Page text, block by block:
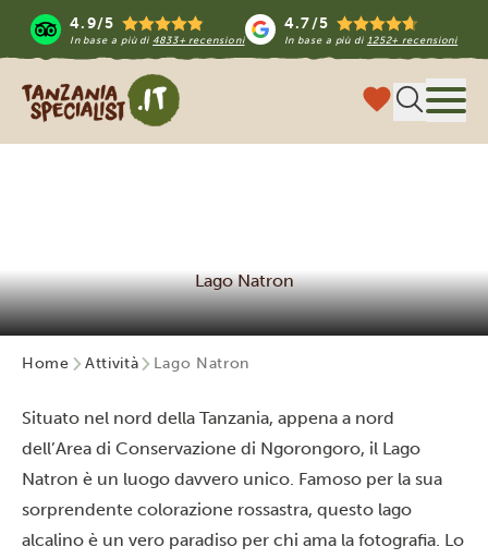
4.9/5
In base a più di 4833+ recensioni
4.7/5
In base a più di 1252+ recensioni
Tanzania Specialist
Lago Natron
Home Attività Lago Natron
Situato nel nord della Tanzania, appena a nord
dell’Area di Conservazione di Ngorongoro, il Lago
Natron è un luogo davvero unico. Famoso per la sua
sorprendente colorazione rossastra, questo lago
alcalino è un vero paradiso per chi ama la fotografia. Lo